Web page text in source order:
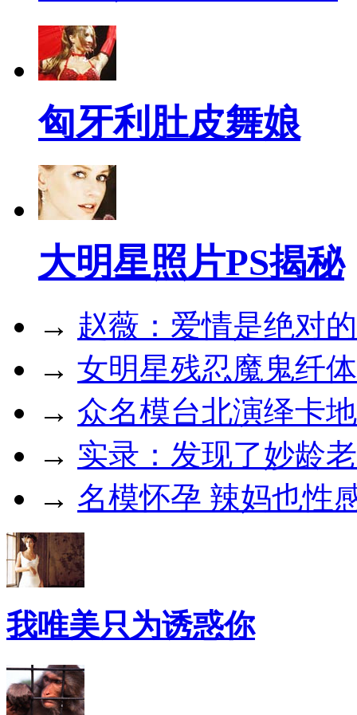
匈牙利肚皮舞娘
大明星照片PS揭秘
→ 赵薇：爱情是绝对
→ 女明星残忍魔鬼纤
→ 众名模台北演绎卡
→ 实录：发现了妙龄
→ 名模怀孕 辣妈也性
我唯美只为诱惑你